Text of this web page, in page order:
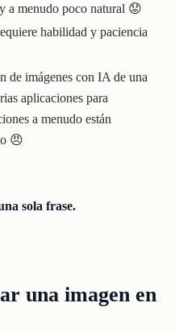
a menudo poco natural 😟
habilidad y paciencia
de imágenes con IA de una
aplicaciones para
a menudo están
😠
sola frase.
una imagen en